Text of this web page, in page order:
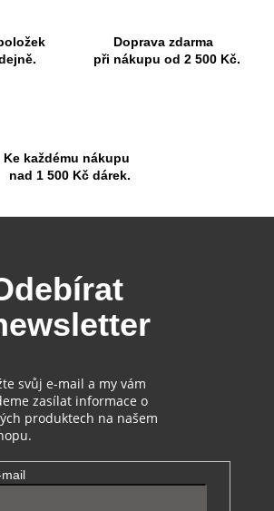
Doprava zdarma
při nákupu od 2 500 Kč.
Ke každému nákupu
nad 1 500 Kč dárek.
svůj e-mail a my vám
zasílat informace o
produktech na našem
mail